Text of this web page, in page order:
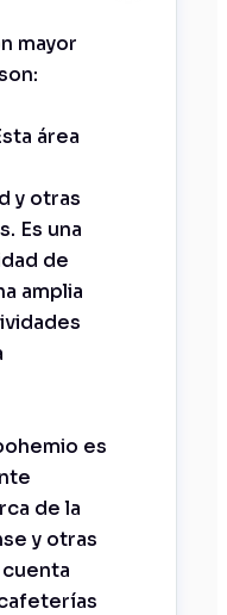
mayor
área
y otras
Es una
de
amplia
es
de la
y otras